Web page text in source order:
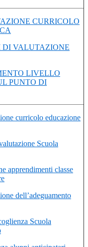
CURRICOLO
DI VALUTAZIONE
LIVELLO
PUNTO DI
curricolo educazione
Scuola
apprendimenti classe
dell’adeguamento
Scuola